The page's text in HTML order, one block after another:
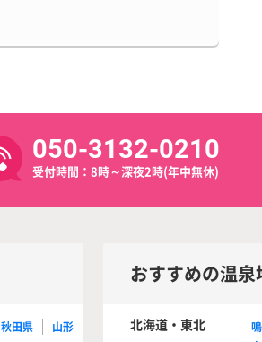
050-3132-0210
受付時間：8時～深夜2時(年中無休)
秋田県
山形
おすすめの温泉
北海道・東北